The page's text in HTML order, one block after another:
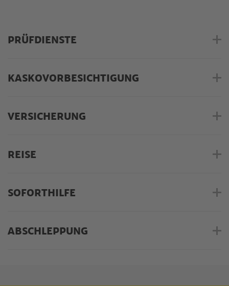
PRÜFDIENSTE
KASKOVORBESICHTIGUNG
VERSICHERUNG
REISE
SOFORTHILFE
ABSCHLEPPUNG